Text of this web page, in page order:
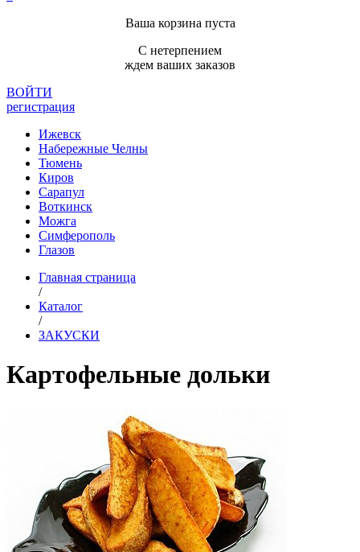
Ваша корзина пуста
С нетерпением
ждем ваших заказов
ВОЙТИ
регистрация
Ижевск
Набережные Челны
Тюмень
Киров
Сарапул
Воткинск
Можга
Симферополь
Глазов
Главная страница
/
Каталог
/
ЗАКУСКИ
Картофельные дольки